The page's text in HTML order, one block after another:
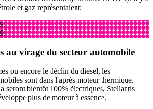
et gaz représentaient:
au virage du secteur automobile
ou encore le déclin du diesel, les
sont dans l'après-moteur thermique.
seront bientôt 100% électriques, Stellantis
plus de moteur à essence.